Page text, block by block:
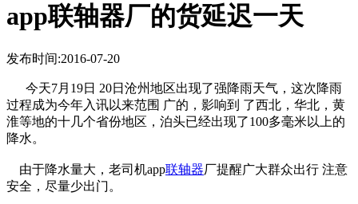
app联轴器厂的货延迟一天
发布时间:2016-07-20
今天7月19日 20日沧州地区出现了强降雨天气，这次降雨
过程成为今年入讯以来范围 广的，影响到 了西北，华北，黄
淮等地的十几个省份地区，泊头已经出现了100多毫米以上的
降水。
由于降水量大，老司机app联轴器厂提醒广大群众出行 注意
安全，尽量少出门。